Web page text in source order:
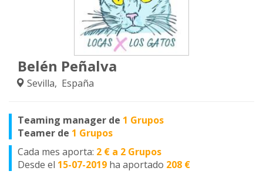
Belén Peñalva
Sevilla, España
Teaming manager de 1 Grupos
Teamer de 1 Grupos
Cada mes aporta: 2 € a 2 Grupos
Desde el 15-07-2019 ha aportado 208 €